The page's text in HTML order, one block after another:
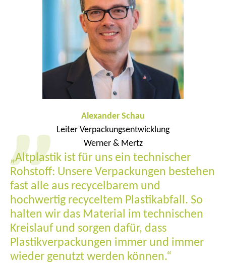
Alexander Schau
Leiter Verpackungsentwicklung
Werner & Mertz
„Altplastik ist für uns ein technischer
Rohstoff: Unsere Verpackungen bestehen
fast alle aus recycelbarem und
hochwertig recyceltem Plastikabfall. So
halten wir das Material im technischen
Kreislauf und sorgen dafür, dass
Plastikverpackungen immer und immer
wieder genutzt werden können.“